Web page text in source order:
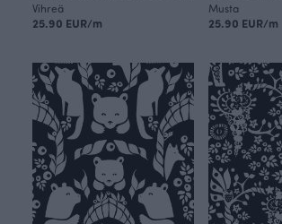
Vihreä
25.90 EUR/m
Musta
25.90 EUR/m